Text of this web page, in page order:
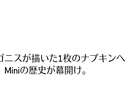
ニスが描いた1枚のナプキンへ
の歴史が幕開け。